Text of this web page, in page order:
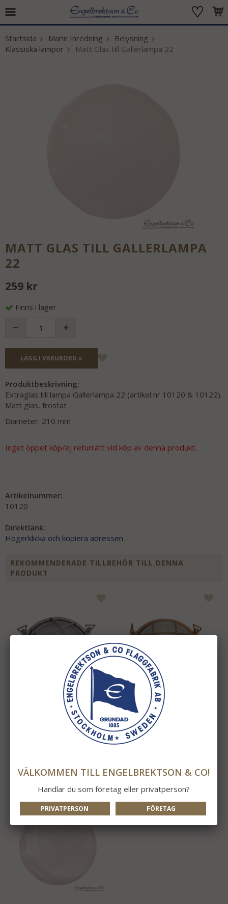
Produkten har blivit tillagd i varukorgen
Startsida Marin Inredning
Belysning
Klassiska lampor
Matt Glas till Gallerlampa 22
MATT GLAS TILL GALLERLAMPA
22
259 kr
Finns i lager
LÄGG I VARUKORG »
Produktbeskrivning:
Extraglas till lampa Gallerlampa 22 (artikel nr 10120 & 10122).
Matt glas, frostat
Diameter: 210 mm
Inget öppet köp/ej returrätt vid köp av denna produkt.
Artikelnummer:
10120
Direktlänk:
Högerklicka och kopiera adressen
REKOMMENDERADE TILLBEHÖR TILL DENNA
PRODUKT
Gallerlampa 22cm Krom
Gallerlampa 22cm
Mässing
VÄLKOMMEN TILL ENGELBREKTSON & CO!
Handlar du som företag eller privatperson?
PRIVATPERSON FÖRETAG